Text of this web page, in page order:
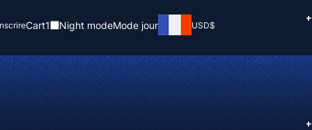
Cart1 Night modeMode jour USD$
+
+